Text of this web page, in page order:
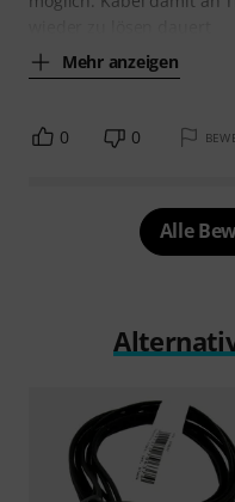
Mehr anzeigen
0 0
Alle